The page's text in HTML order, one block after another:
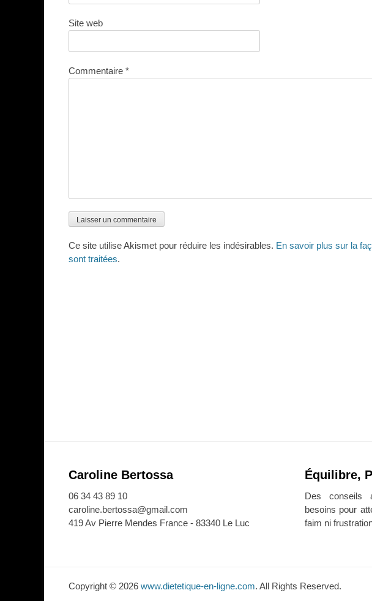
Site web
Commentaire *
Ce site utilise Akismet pour réduire les indésirables. En savoir plus sur la
sont traitées.
Caroline Bertossa
06 34 43 89 10
caroline.bertossa@gmail.com
419 Av Pierre Mendes France - 83340 Le Luc
Équilibre,
Des conseils
besoins pour
faim ni
Copyright © 2026 www.dietetique-en-ligne.com. All Rights Reserved.